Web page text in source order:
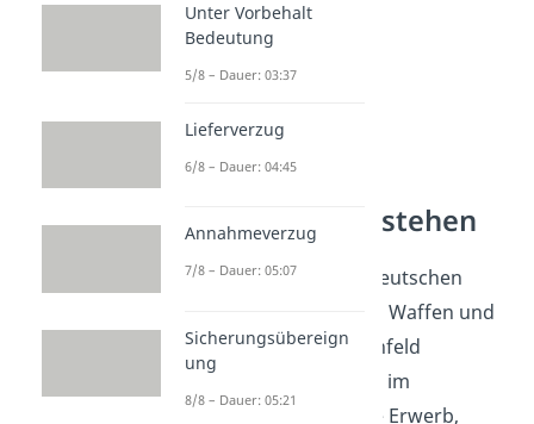
Waffenrecht verstehen
Ein Schlagring zählt im deutschen
Recht zu den verbotenen Waffen und
gehört damit ins Themenfeld
Waffenrecht. Du ordnest im
Waffenrecht Begriffe wie Erwerb,
Unter Vorbehalt
Bedeutung
5/8 – Dauer: 03:37
Lieferverzug
6/8 – Dauer: 04:45
Annahmeverzug
7/8 – Dauer: 05:07
Sicherungsübereign
ung
8/8 – Dauer: 05:21